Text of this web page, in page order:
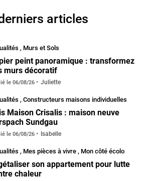
articles
, Murs et Sols
peint panoramique : transformez
murs décoratif
le 06/08/26 Juliette
, Constructeurs maisons individuelles
Maison Crisalis : maison neuve
Sundgau
le 06/08/26 Isabelle
, Mes pièces à vivre , Mon côté écolo
son appartement pour lutte
chaleur